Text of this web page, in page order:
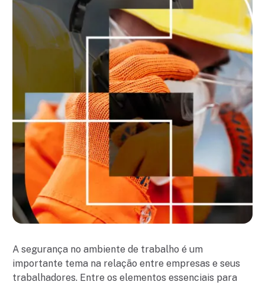
A segurança no ambiente de trabalho é um
importante tema na relação entre empresas e seus
trabalhadores. Entre os elementos essenciais para